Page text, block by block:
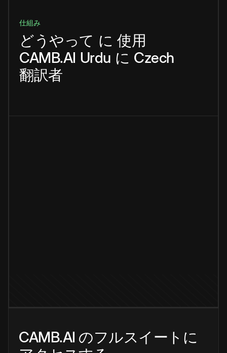
仕組み
どうやって に 使用
CAMB.AI Urdu に Czech
翻訳者
CAMB.AI のフルスイートに